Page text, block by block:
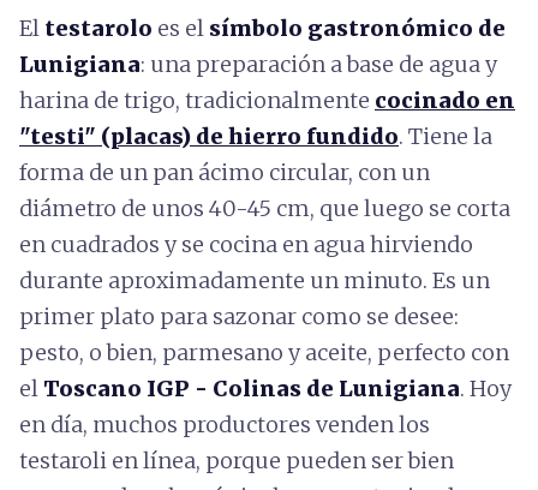
El testarolo es el símbolo gastronómico de
Lunigiana: una preparación a base de agua y
harina de trigo, tradicionalmente cocinado en
"testi" (placas) de hierro fundido. Tiene la
forma de un pan ácimo circular, con un
diámetro de unos 40-45 cm, que luego se corta
en cuadrados y se cocina en agua hirviendo
durante aproximadamente un minuto. Es un
primer plato para sazonar como se desee:
pesto, o bien, parmesano y aceite, perfecto con
el Toscano IGP - Colinas de Lunigiana. Hoy
en día, muchos productores venden los
testaroli en línea, porque pueden ser bien